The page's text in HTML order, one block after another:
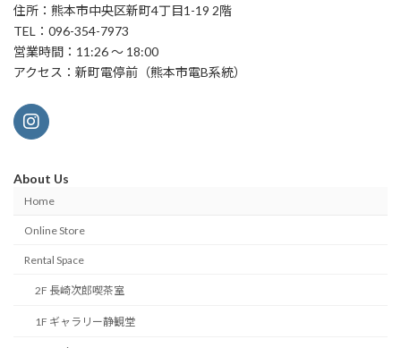
住所：熊本市中央区新町4丁目1-19 2階
TEL：096-354-7973
営業時間：11:26 ～ 18:00
アクセス：新町電停前（熊本市電B系統）
About Us
Home
Online Store
Rental Space
2F 長崎次郎喫茶室
1F ギャラリー静観堂